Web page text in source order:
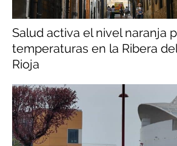
Salud activa el nivel naranja
temperaturas en la Ribera
Rioja